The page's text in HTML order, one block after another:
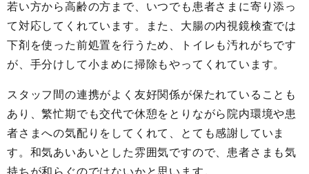
若い方から高齢の方まで、いつでも患者さまに寄り添っ
て対応してくれています。また、大腸の内視鏡検査では
下剤を使った前処置を行うため、トイレも汚れがちです
が、手分けして小まめに掃除もやってくれています。
スタッフ間の連携がよく友好関係が保たれていることも
あり、繁忙期でも交代で休憩をとりながら院内環境や患
者さまへの気配りをしてくれて、とても感謝していま
す。和気あいあいとした雰囲気ですので、患者さまも気